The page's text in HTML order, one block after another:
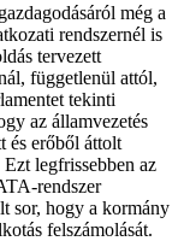
még a
rendszernél is
tervezett
függetlenül attól,
tekinti
az államvezetés
és erőből áttolt
legfrissebben az
rendszer
sor, hogy a kormány
felszámolását.